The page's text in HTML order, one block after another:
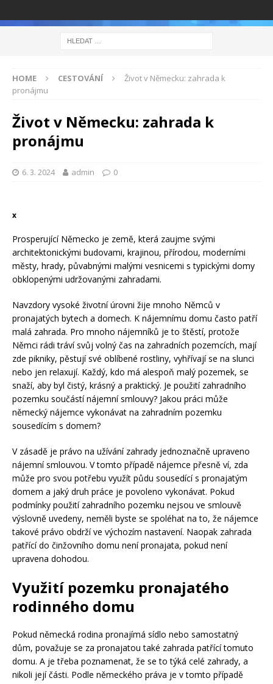
HOME CESTOVÁNÍ
Život v Německu: zahrada k
pronájmu
Život v Německu: zahrada k
pronájmu
6. 3. 2024 admin 0
x
Prosperující Německo je země, která zaujme svými
architektonickými budovami, krajinou, přírodou, moderními
městy, hrady, půvabnými malými vesnicemi s typickými domy
obklopenými udržovanými zahradami.
Navzdory vysoké životní úrovni žije mnoho Němců v
pronajatých bytech a domech. K nájemnímu domu často patří
malá zahrada. Pro mnoho nájemníků je to štěstí, protože
Němci rádi tráví svůj volný čas na zahradních pozemcích, mají
zde pikniky, pěstují své oblíbené rostliny, vyhřívají se na slunci
nebo jen relaxují. Každý, kdo má alespoň malý pozemek, se
snaží, aby byl čistý, krásný a praktický. Je použití zahradního
pozemku součástí nájemní smlouvy? Jakou práci může
německý nájemce vykonávat na zahradním pozemku
sousedícím s domem?
V zásadě je právo na užívání zahrady jednoznačně upraveno
nájemní smlouvou. V tomto případě nájemce přesně ví, zda
může pro svou potřebu využít půdu sousedící s pronajatým
domem a jaký druh práce je povoleno vykonávat. Pokud
podmínky použití zahradního pozemku nejsou ve smlouvě
výslovně uvedeny, neměli byste se spoléhat na to, že nájemce
takové právo obdrží ve výchozím nastavení. Naopak zahrada
patřící do činžovního domu není pronajata, pokud není
upravena dohodou.
Využití pozemku pronajatého
rodinného domu
Pokud německá rodina pronajímá sídlo nebo samostatný
dům, považuje se za pronajatou také zahrada patřící tomuto
domu. A je třeba poznamenat, že se to týká celé zahrady, a
nikoli její části. Podle německého práva je v tomto případě